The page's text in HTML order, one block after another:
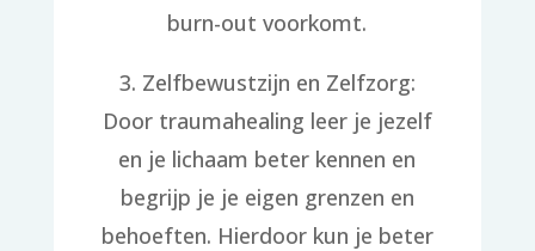
burn-out voorkomt.
3. Zelfbewustzijn en Zelfzorg:
Door traumahealing leer je jezelf
en je lichaam beter kennen en
begrijp je je eigen grenzen en
behoeften. Hierdoor kun je beter